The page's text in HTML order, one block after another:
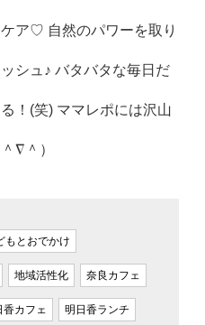
ア♡ 自然のパワーを取り
シュ♪ バタバタな毎日だ
！(笑) ママレポには沢山
∇＾）
もとおでかけ
地域活性化 奈良カフェ
香カフェ 明日香ランチ